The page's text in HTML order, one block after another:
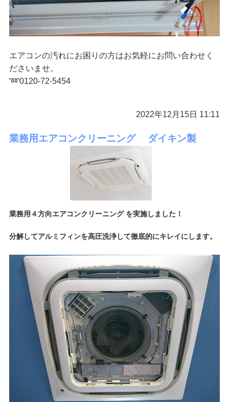
エアコンの汚れにお困りの方はお気軽にお問い合わせく
ださいませ。
➿0120-72-5454
2022年12月15日 11:11
業務用エアコンクリーニング ダイキン製
業務用４方向エアコンクリーニング を実施しました！
分解してアルミフィンを高圧洗浄して徹底的にキレイにします。